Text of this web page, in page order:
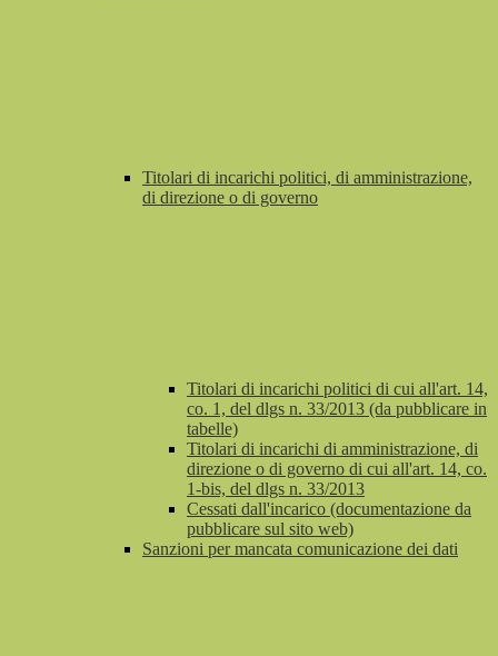
Titolari di incarichi politici, di amministrazione,
di direzione o di governo
Titolari di incarichi politici di cui all'art. 14,
co. 1, del dlgs n. 33/2013 (da pubblicare in
tabelle)
Titolari di incarichi di amministrazione, di
direzione o di governo di cui all'art. 14, co.
1-bis, del dlgs n. 33/2013
Cessati dall'incarico (documentazione da
pubblicare sul sito web)
Sanzioni per mancata comunicazione dei dati